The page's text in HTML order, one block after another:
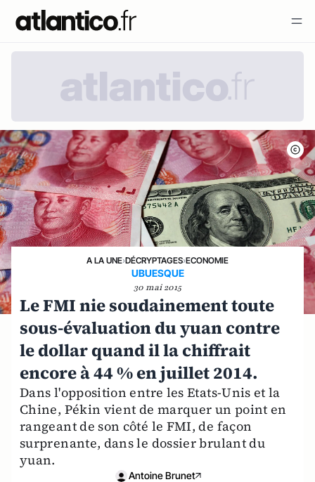
A LA UNE›DÉCRYPTAGES›ECONOMIE
UBUESQUE
30 mai 2015
Le FMI nie soudainement toute
sous-évaluation du yuan contre
le dollar quand il la chiffrait
encore à 44 % en juillet 2014.
Dans l'opposition entre les Etats-Unis et la
Chine, Pékin vient de marquer un point en
rangeant de son côté le FMI, de façon
surprenante, dans le dossier brulant du
yuan.
Antoine Brunet